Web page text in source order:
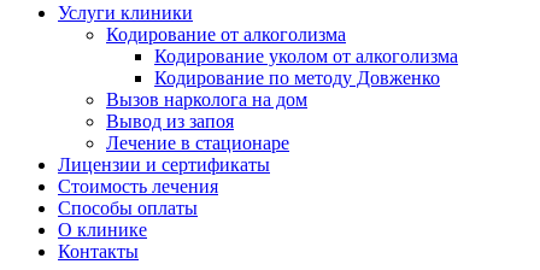
Услуги клиники
Кодирование от алкоголизма
Кодирование уколом от алкоголизма
Кодирование по методу Довженко
Вызов нарколога на дом
Вывод из запоя
Лечение в стационаре
Лицензии и сертификаты
Стоимость лечения
Способы оплаты
О клинике
Контакты